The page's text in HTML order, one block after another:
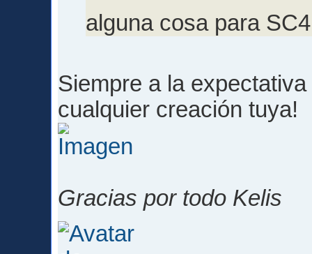
alguna cosa para
Siempre a la
cualquier creación tuya!
Gracias por todo Kelis